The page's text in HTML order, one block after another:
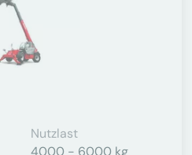
Nutzlast
4000 - 6000 kg